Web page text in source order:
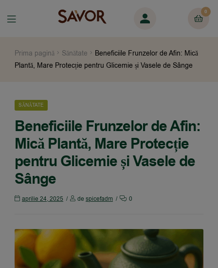
0
Prima pagină Sănătate
Beneficiile Frunzelor de Afin: Mică
Plantă, Mare Protecție pentru Glicemie și Vasele de Sânge
SĂNĂTATE
Beneficiile Frunzelor de Afin:
Mică Plantă, Mare Protecție
pentru Glicemie și Vasele de
Sânge
aprilie 24, 2025 de spicefadm 0